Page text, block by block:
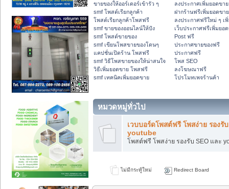
ขายของให้ออร์เดอร์เข้ารัว ๆ
smf โพสต์เรียกลูกค้า
โพสต์เรียกลูกค้าโพสฟรี
smf ขายของออนไลน์ให้ปัง
smf โพสต์ขายของ
smf เขียนโพสขายของโดนๆ
แคปชั่นเปิดร้าน โพสฟรี
smf วิธีโพสขายของให้น่าสนใจ
วิธีเพิ่มยอดขาย โพสฟรี
smf เทคนิคเพิ่มยอดขาย
ลงประกาศเพิ่มยอดขาย
ฝากร้านฟรีเพิ่มยอดขาย
ลงประกาศฟรีใหม่ ๆ เ
เว็บประกาศฟรีเพิ่มยอ
Post ฟรี
ประกาศขายของฟรี
ประกาศฟรี
โพส SEO
ลงโฆษณาฟรี
โปรโมทเพจร้านค้า
หมวดหมู่ทั่วไป
เวบบอร์ดโพสต์ฟรี โพสง่าย รองรั
youtube
โพสต์ฟรี โพสง่าย รองรับ SEO และ
ไม่มีกระทู้ใหม่ Redirect Board